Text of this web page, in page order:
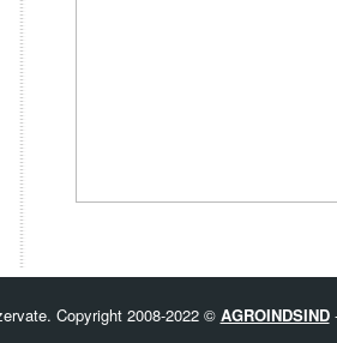
Copyright 2008-2022 © AGROINDSIND